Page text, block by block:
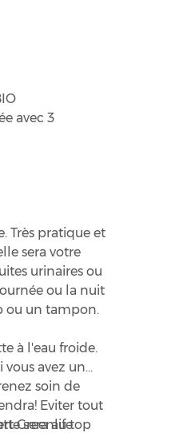
avec 3
Très pratique et
sera votre
urinaires ou
ou la nuit
ou un tampon.
à l'eau froide.
avez un
soin de
Eviter tout
sera au top
Greenlife